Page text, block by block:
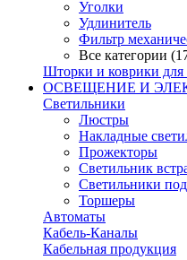
Уголки
Удлинитель
Фильтр
Все категории
Шторки и коврики для
ОСВЕЩЕНИЕ И
Светильники
Люстры
Накладные
Прожекторы
Светильник
Светильники
Торшеры
Автоматы
Кабель-Каналы
Кабельная продукция